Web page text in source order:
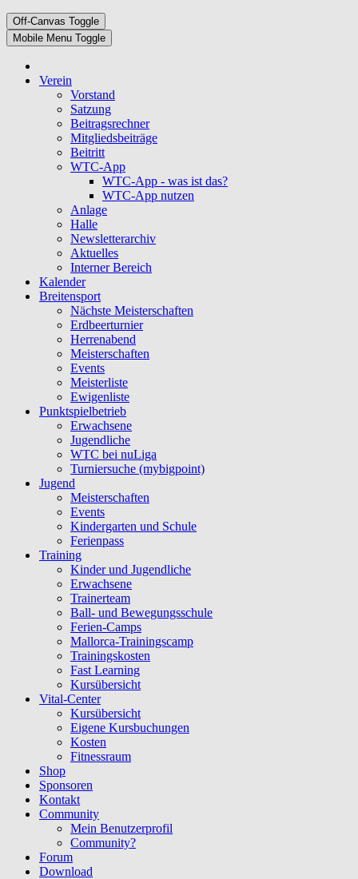
Off-Canvas Toggle
Mobile Menu Toggle
Verein
Vorstand
Satzung
Beitragsrechner
Mitgliedsbeiträge
Beitritt
WTC-App
WTC-App - was ist das?
WTC-App nutzen
Anlage
Halle
Newsletterarchiv
Aktuelles
Interner Bereich
Kalender
Breitensport
Nächste Meisterschaften
Erdbeerturnier
Herrenabend
Meisterschaften
Events
Meisterliste
Ewigenliste
Punktspielbetrieb
Erwachsene
Jugendliche
WTC bei nuLiga
Turniersuche (mybigpoint)
Jugend
Meisterschaften
Events
Kindergarten und Schule
Ferienpass
Training
Kinder und Jugendliche
Erwachsene
Trainerteam
Ball- und Bewegungsschule
Ferien-Camps
Mallorca-Trainingscamp
Trainingskosten
Fast Learning
Kursübersicht
Vital-Center
Kursübersicht
Eigene Kursbuchungen
Kosten
Fitnessraum
Shop
Sponsoren
Kontakt
Community
Mein Benutzerprofil
Community?
Forum
Download